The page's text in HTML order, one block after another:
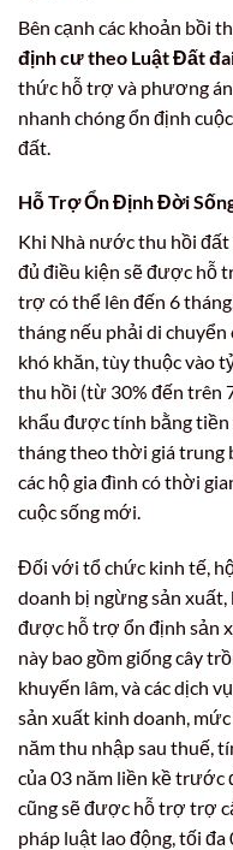
Bên cạnh các khoản bồi
định cư theo Luật Đất
thức hỗ trợ và phương
nhanh chóng ổn định
đất.
Hỗ Trợ Ổn Định Đời
Khi Nhà nước thu hồi đất
đủ điều kiện sẽ được hỗ
trợ có thể lên đến 6
tháng nếu phải di chuyển
khó khăn, tùy thuộc vào
thu hồi (từ 30% đến trên
khẩu được tính bằng
tháng theo thời giá trung
các hộ gia đình có thời
cuộc sống mới.
Đối với tổ chức kinh tế,
doanh bị ngừng sản
được hỗ trợ ổn định sản
này bao gồm giống cây
khuyến lâm, và các dịch
sản xuất kinh doanh,
năm thu nhập sau thuế,
của 03 năm liền kề trước
cũng sẽ được hỗ trợ trợ
pháp luật lao động, tối đa